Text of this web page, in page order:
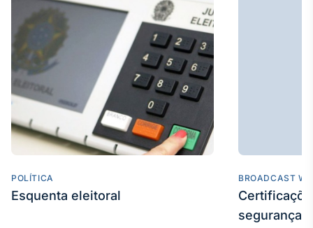
Em breve
BroadFast
Em breve
POLÍTICA
Esquenta eleitoral
BROADCAST
segurança